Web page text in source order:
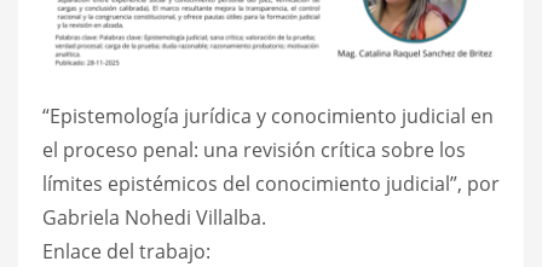
“Epistemología jurídica y conocimiento judicial en
el proceso penal: una revisión crítica sobre los
límites epistémicos del conocimiento judicial”, por
Gabriela Nohedi Villalba.
Enlace del trabajo: